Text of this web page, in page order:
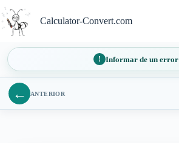
al
contenido
Calculator-Convert.com
Informar de un error
← ANTERIOR